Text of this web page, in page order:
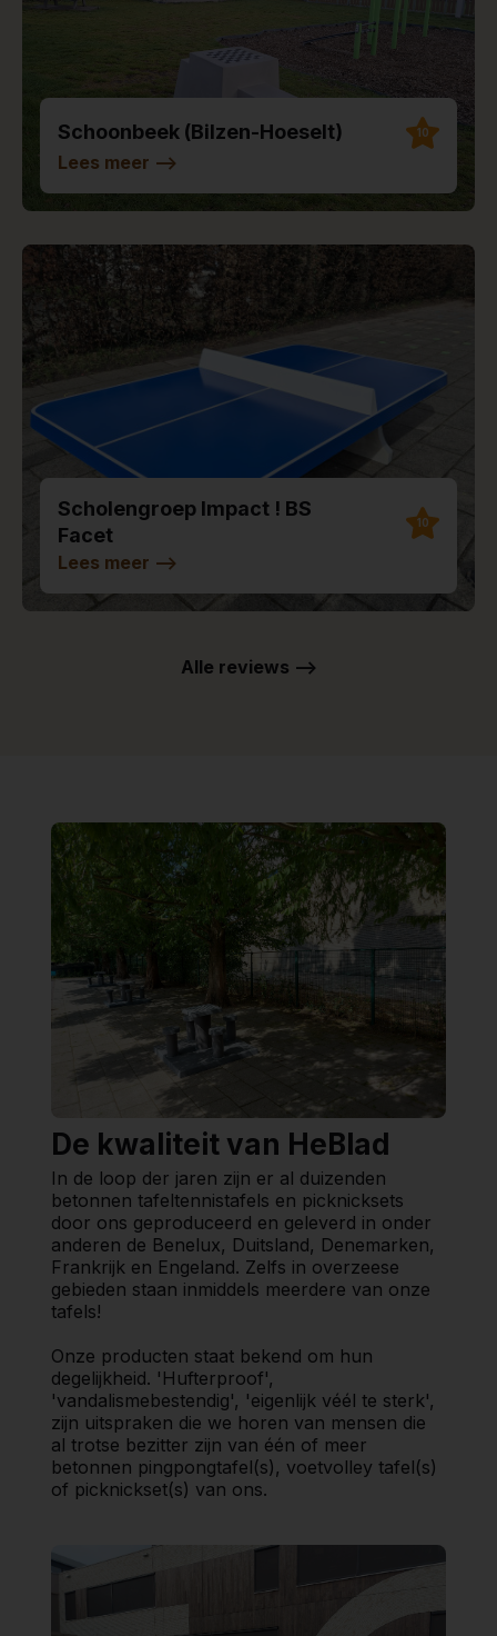
Schoonbeek (Bilzen-Hoeselt) 10
Lees meer -->
Scholengroep Impact ! BS
Facet
10
Lees meer -->
Alle reviews -->
De kwaliteit van HeBlad
In de loop der jaren zijn er al duizenden
betonnen tafeltennistafels en picknicksets
door ons geproduceerd en geleverd in onder
anderen de Benelux, Duitsland, Denemarken,
Frankrijk en Engeland. Zelfs in overzeese
gebieden staan inmiddels meerdere van onze
tafels!
Onze producten staat bekend om hun
degelijkheid. 'Hufterproof',
'vandalismebestendig', 'eigenlijk véél te sterk',
zijn uitspraken die we horen van mensen die
al trotse bezitter zijn van één of meer
betonnen pingpongtafel(s), voetvolley tafel(s)
of picknickset(s) van ons.